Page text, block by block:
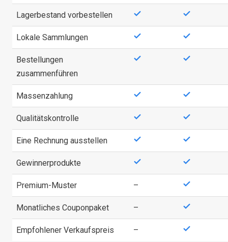
Lagerbestand vorbestellen
Lokale Sammlungen
Bestellungen
zusammenführen
Massenzahlung
Qualitätskontrolle
Eine Rechnung ausstellen
Gewinnerprodukte
Premium-Muster –
Monatliches Couponpaket –
Empfohlener Verkaufspreis –